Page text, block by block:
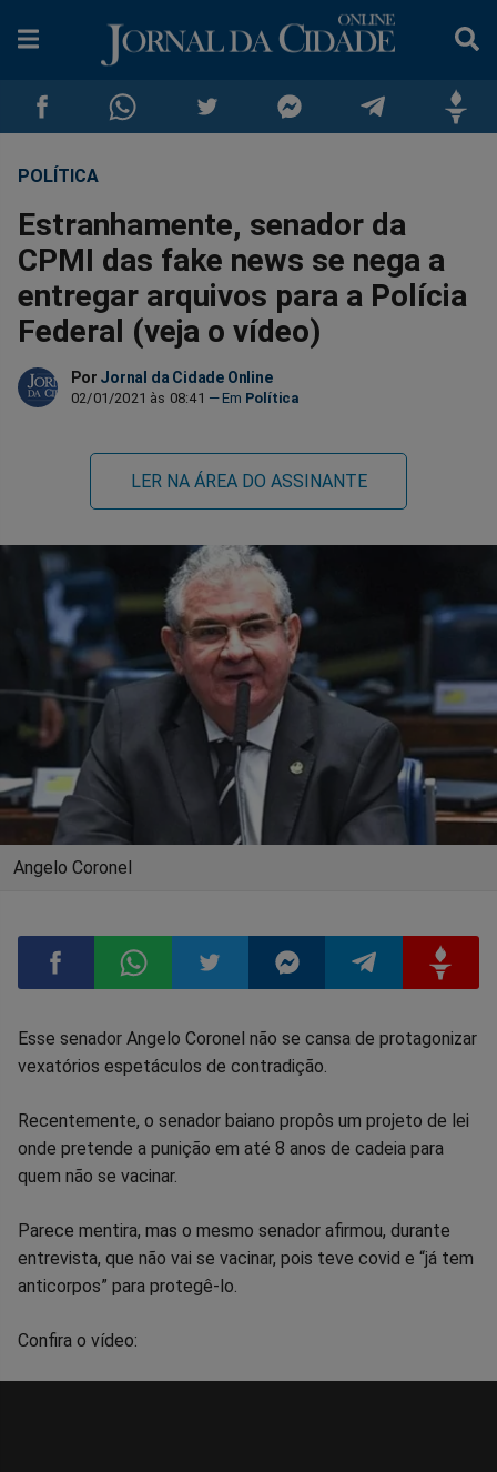
Compartilhar
no
Facebook
Compartilhar
no
Whatsapp
no
Twitter
no
Messenger
no
TelegramGettr
POLÍTICA
Estranhamente, senador da
CPMI das fake news se nega a
entregar arquivos para a Polícia
Federal (veja o vídeo)
Por Jornal da Cidade Online
02/01/2021 às 08:41 Política
LER NA ÁREA DO ASSINANTE
Angelo Coronel
Compartilhar
Facebook
Compartilhar
Whatsapp
Compartilhar
Twitter
Compartilhar
Messenger
Compartilhar
TelegramGettr
Esse senador Angelo Coronel não se cansa de protagonizar
vexatórios espetáculos de contradição.
Recentemente, o senador baiano propôs um projeto de lei
onde pretende a punição em até 8 anos de cadeia para
quem não se vacinar.
Parece mentira, mas o mesmo senador afirmou, durante
entrevista, que não vai se vacinar, pois teve covid e “já tem
anticorpos” para protegê-lo.
Confira o vídeo: